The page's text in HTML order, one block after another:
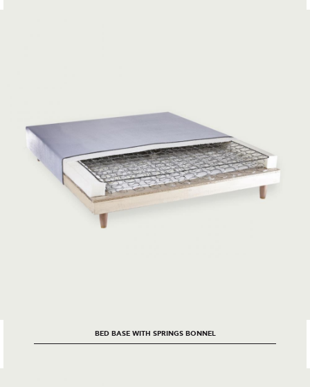
BED BASE WITH SPRINGS BONNEL